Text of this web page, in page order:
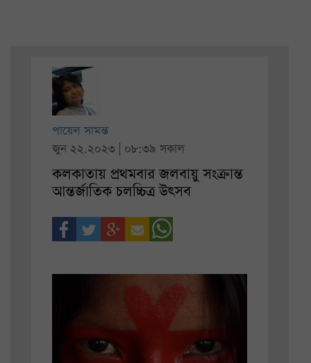
পায়েল সামন্ত
জুন ২২.২০২৩ | ০৮:৩৯ সকাল
কলকাতায় প্রথমবার জলবায়ু সংক্রান্ত
আন্তর্জাতিক চলচ্চিত্র উৎসব